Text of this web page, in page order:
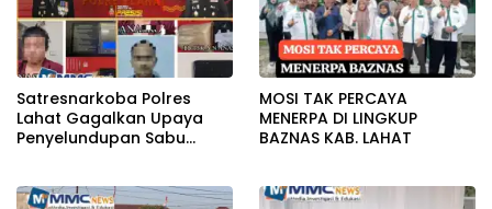
Satresnarkoba Polres
Lahat Gagalkan Upaya
Penyelundupan Sabu
MOSI TAK PERCAYA
MENERPA DI LINGKUP
BAZNAS KAB. LAHAT